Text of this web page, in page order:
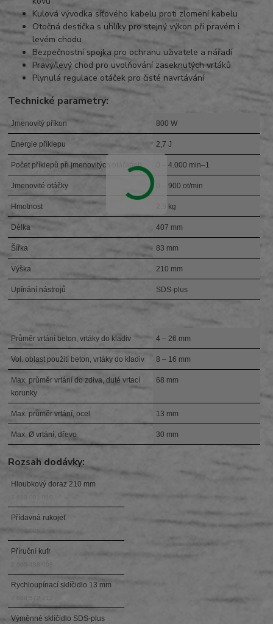
Kulová vývodka síťového kabelu proti zlomení kabelu
Otočná destička s uhlíky pro stejný výkon při pravém i
levém chodu
Bezpečnostní spojka pro ochranu uživatele a nářadí
Pravý/levý chod pro uvolňování zaseknutých vrtáků
Plynulá regulace otáček pro čisté navrtávání
Technické parametry:
Jmenovitý příkon 800 W
Energie příklepu 2,7 J
Počet příklepů při jmenovitých otáčkách 0 – 4.000 min–1
Jmenovité otáčky 0 – 900 ot/min
Hmotnost 2,9 kg
Délka 407 mm
Šířka 83 mm
Výška 210 mm
Upínání nástrojů SDS-plus
Průměr vrtání beton, vrtáky do kladiv 4 – 26 mm
Vol. oblast použití beton, vrtáky do kladiv 8 – 16 mm
Max. průměr vrtání do zdiva, duté vrtací
korunky
68 mm
Max. průměr vrtání, ocel 13 mm
Max. Ø vrtání, dřevo 30 mm
Rozsah dodávky:
Hloubkový doraz 210 mm
Přídavná rukojeť
Příruční kufr
Rychloupínací sklíčidlo 13 mm
Výměnné sklíčidlo SDS-plus